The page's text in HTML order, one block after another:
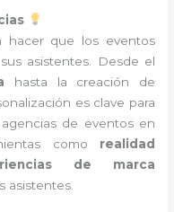
hacer que los eventos
asistentes. Desde el
hasta la creación de
es clave para
de eventos en
como realidad
de marca
asistentes.